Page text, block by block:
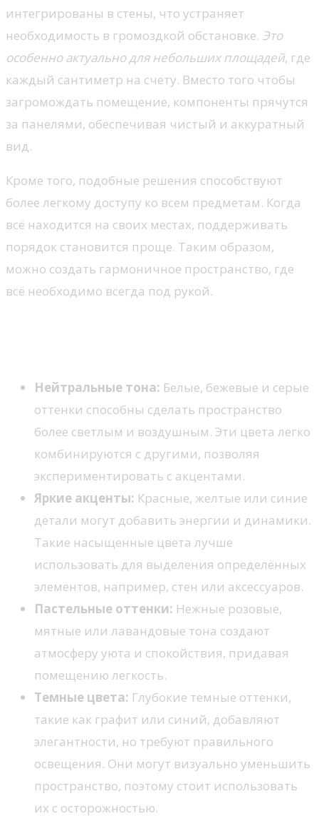
интегрированы в стены, что устраняет
необходимость в громоздкой обстановке. Это
особенно актуально для небольших площадей, где
каждый сантиметр на счету. Вместо того чтобы
загромождать помещение, компоненты прячутся
за панелями, обеспечивая чистый и аккуратный
вид.
Кроме того, подобные решения способствуют
более легкому доступу ко всем предметам. Когда
всё находится на своих местах, поддерживать
порядок становится проще. Таким образом,
можно создать гармоничное пространство, где
всё необходимо всегда под рукой.
Нейтральные тона: Белые, бежевые и серые
оттенки способны сделать пространство
более светлым и воздушным. Эти цвета легко
комбинируются с другими, позволяя
экспериментировать с акцентами.
Яркие акценты: Красные, желтые или синие
детали могут добавить энергии и динамики.
Такие насыщенные цвета лучше
использовать для выделения определённых
элементов, например, стен или аксессуаров.
Пастельные оттенки: Нежные розовые,
мятные или лавандовые тона создают
атмосферу уюта и спокойствия, придавая
помещению легкость.
Темные цвета: Глубокие темные оттенки,
такие как графит или синий, добавляют
элегантности, но требуют правильного
освещения. Они могут визуально уменьшить
пространство, поэтому стоит использовать
их с осторожностью.